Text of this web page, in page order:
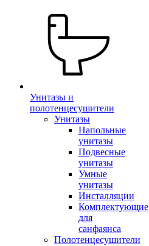
Унитазы и
полотенцесушители
Унитазы
Напольные
унитазы
Подвесные
унитазы
Умные
унитазы
Инсталляции
Комплектующие
для
санфаянса
Полотенцесушители